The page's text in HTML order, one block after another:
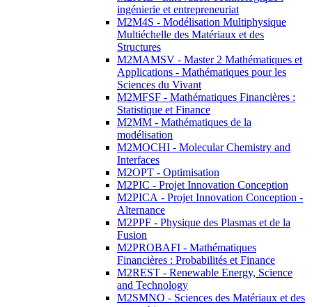
ingénierie et entrepreneuriat
M2M4S - Modélisation Multiphysique
Multiéchelle des Matériaux et des
Structures
M2MAMSV - Master 2 Mathématiques et
Applications - Mathématiques pour les
Sciences du Vivant
M2MFSF - Mathématiques Financières :
Statistique et Finance
M2MM - Mathématiques de la
modélisation
M2MOCHI - Molecular Chemistry and
Interfaces
M2OPT - Optimisation
M2PIC - Projet Innovation Conception
M2PICA - Projet Innovation Conception -
Alternance
M2PPF - Physique des Plasmas et de la
Fusion
M2PROBAFI - Mathématiques
Financières : Probabilités et Finance
M2REST - Renewable Energy, Science
and Technology
M2SMNO - Sciences des Matériaux et des